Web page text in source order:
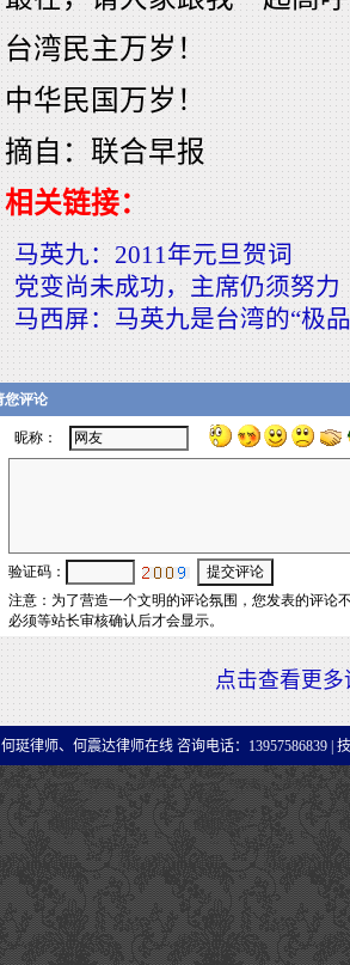
台湾民主万岁！
中华民国万岁！
摘自：联合早报
相关链接：
马英九：2011年元旦贺词
党变尚未成功，主席仍须努力
马西屏：马英九是台湾的“极
点击查看更多
何珽律师、何震达律师在线 咨询电话：13957586839 |